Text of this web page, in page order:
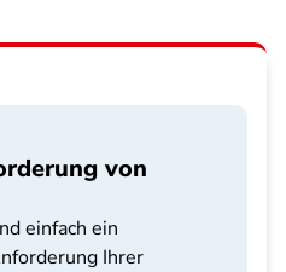
von
einfach ein
Ihrer